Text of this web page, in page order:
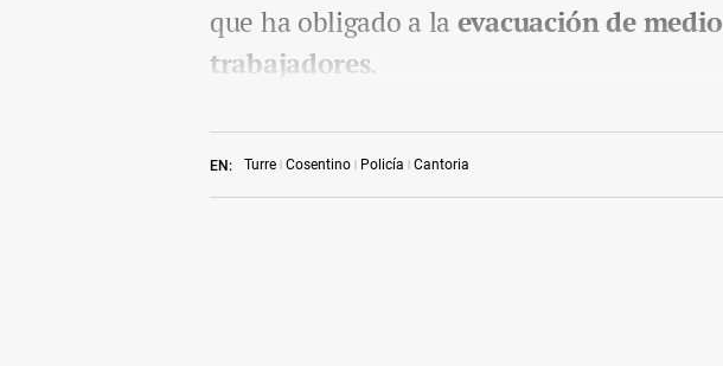
EN: Turre Cosentino Policía Cantoria
que ha obligado a la evacuación de
trabajadores.